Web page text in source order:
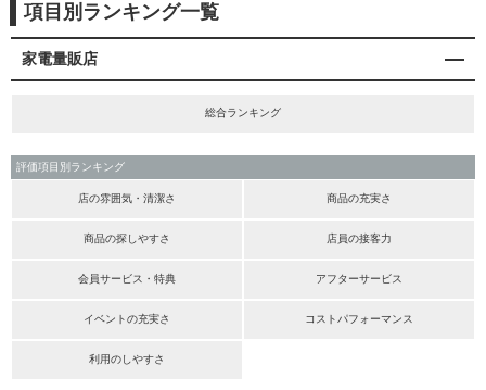
項目別ランキング一覧
家電量販店
総合ランキング
評価項目別ランキング
店の雰囲気・清潔さ 商品の充実さ
商品の探しやすさ 店員の接客力
会員サービス・特典 アフターサービス
イベントの充実さ コストパフォーマンス
利用のしやすさ